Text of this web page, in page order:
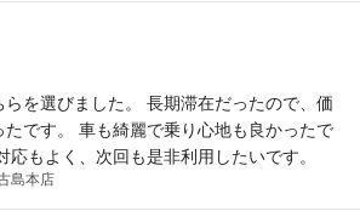
を選びました。 長期滞在だったので、価
です。 車も綺麗で乗り心地も良かったで
応もよく、次回も是非利用したいです。
島本店